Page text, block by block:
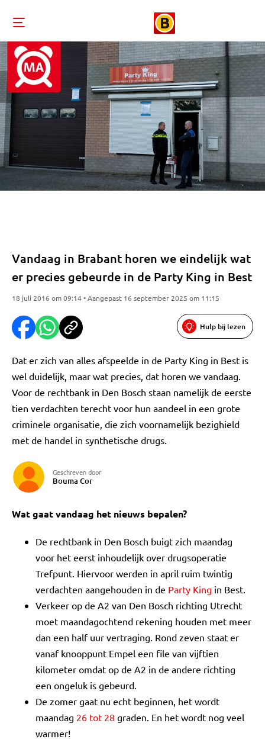
Vandaag in Brabant horen we eindelijk wat
er precies gebeurde in de Party King in Best
18 juli 2016 om 09:14 • Aangepast 16 september 2025 om 11:15
Hulp bij lezen
Dat er zich van alles afspeelde in de Party King in Best is
wel duidelijk, maar wat precies, dat horen we vandaag.
Voor de rechtbank in Den Bosch staan namelijk de eerste
tien verdachten terecht voor hun aandeel in een grote
criminele organisatie, die zich voornamelijk bezighield
met de handel in synthetische drugs.
Geschreven door
Bouma Cor
Wat gaat vandaag het nieuws bepalen?
De rechtbank in Den Bosch buigt zich maandag
voor het eerst inhoudelijk over drugsoperatie
Trefpunt. Hiervoor werden in april ruim twintig
verdachten aangehouden in de Party King in Best.
Verkeer op de A2 van Den Bosch richting Utrecht
moet maandagochtend rekening houden met meer
dan een half uur vertraging. Rond zeven staat er
vanaf knooppunt Empel een file van vijftien
kilometer omdat op de A2 in de andere richting
een ongeluk is gebeurd.
De zomer gaat nu echt beginnen, het wordt
maandag 26 tot 28 graden. En het wordt nog veel
warmer!